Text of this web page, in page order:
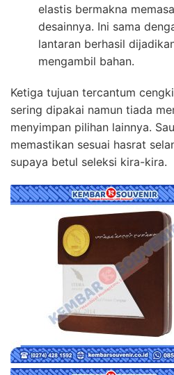
elastis bermakna
desainnya. Ini sama
lantaran berhasil
mengambil bahan.
Ketiga tujuan tercantum
sering dipakai namun tiada
menyimpan pilihan lainnya.
memastikan sesuai hasrat
supaya betul seleksi kira-kira.